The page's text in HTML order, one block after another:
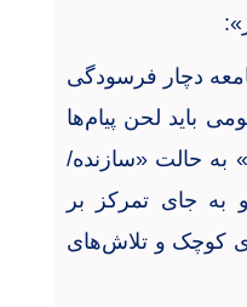
»:
دچار فرسودگی
باید لحن پیام‌ها
به حالت «سازنده/
به جای تمرکز بر
کوچک و تلاش‌های